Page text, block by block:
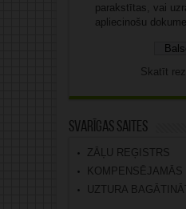
parakstītas, vai
apliecinošu
Skatīt
Svarīgas saites
ZĀĻU REĢISTRS
KOMPENSĒJAMĀS
UZTURA